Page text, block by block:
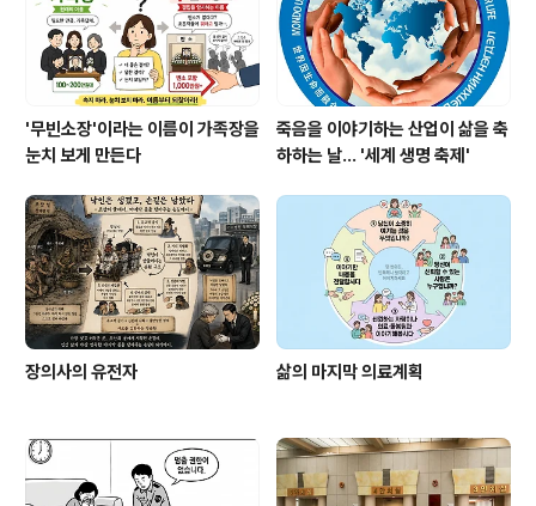
'무빈소장'이라는 이름이 가족장을
눈치 보게 만든다
죽음을 이야기하는 산업이 삶을 축
하하는 날… '세계 생명 축제'
장의사의 유전자 삶의 마지막 의료계획